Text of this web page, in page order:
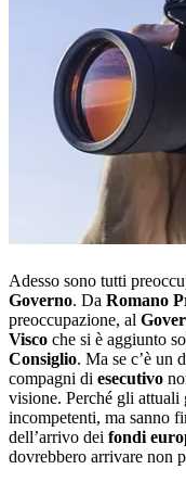
Adesso sono tutti
Governo. Da Romano
preoccupazione, al
Visco che si è aggiunto
Consiglio. Ma se c’è un
compagni di esecutivo
visione. Perché gli attuali
incompetenti, ma sanno
dell’arrivo dei fondi
dovrebbero arrivare non